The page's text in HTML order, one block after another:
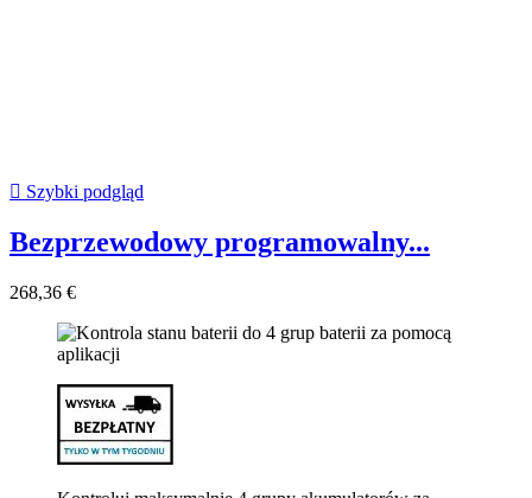
 Szybki podgląd
Bezprzewodowy programowalny...
268,36 €